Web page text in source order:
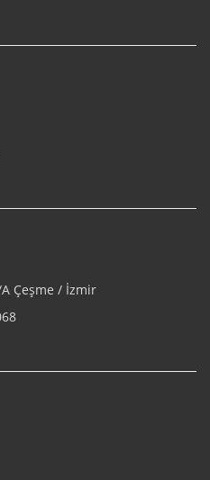
Çeşme / İzmir